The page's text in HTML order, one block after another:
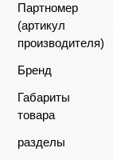
Партномер
(артикул
производителя)
Бренд
Габариты
товара
разделы